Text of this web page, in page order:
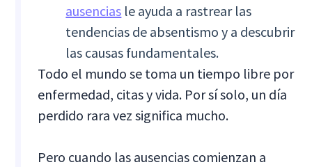
ausencias le ayuda a rastrear las
tendencias de absentismo y a descubrir
las causas fundamentales.
Todo el mundo se toma un tiempo libre por
enfermedad, citas y vida. Por sí solo, un día
perdido rara vez significa mucho.
Pero cuando las ausencias comienzan a